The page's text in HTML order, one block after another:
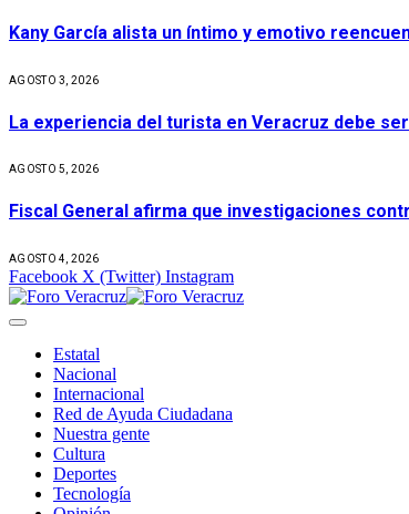
Kany García alista un íntimo y emotivo
AGOSTO 3, 2026
La experiencia del turista en Veracruz debe
AGOSTO 5, 2026
Fiscal General afirma que investigaciones
AGOSTO 4, 2026
Facebook X (Twitter) Instagram
Estatal
Nacional
Internacional
Red de Ayuda Ciudadana
Nuestra gente
Cultura
Deportes
Tecnología